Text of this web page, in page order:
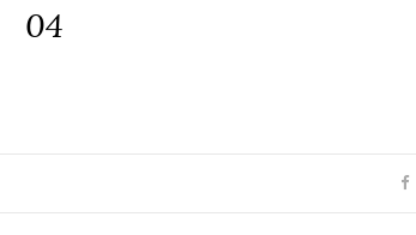
04